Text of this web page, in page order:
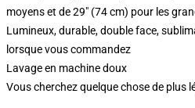
moyens et de 29" (74 cm) pour les
Lumineux, durable, double face,
lorsque vous commandez
Lavage en machine doux
Vous cherchez quelque chose de plus